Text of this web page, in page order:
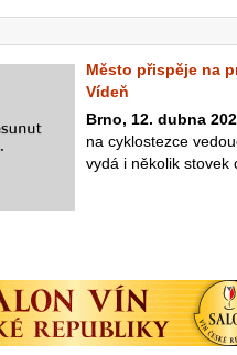
Město přispěje na
Vídeň
Brno, 12. dubna
na cyklostezce
vydá i několik stovek